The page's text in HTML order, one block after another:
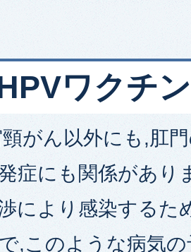
ワクチン
がん以外にも,肛
症にも関係があり
により感染するた
,このような病気